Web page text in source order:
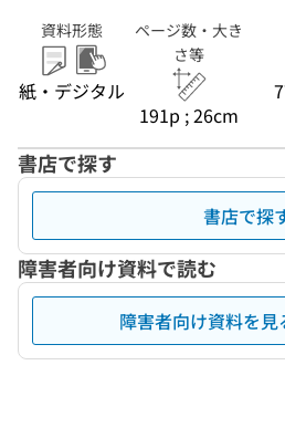
資料形態
紙・デジタル
ページ数・大き
さ等
191p ; 26cm
書店で探す
書店で探
障害者向け資料で読む
障害者向け資料を見